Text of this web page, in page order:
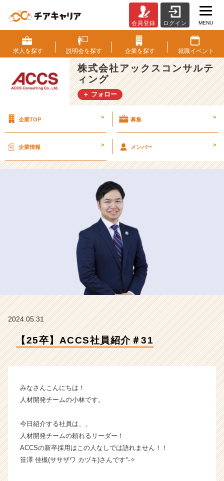
5
卒】
A
C
C
S
社
介
1
ッ
ン
サ
ル
の
ラ
ン】
ベ
ン
チ
ャ
会員登録 ログイン MENU
求人を探す 説明会を探す 企業を探す 就職イベント
株式会社アックスコンサルテ
ィング
＋ フォロー
企業TOP > 募集 >
企業情報 > メンバー >
2024.05.31
【25卒】ACCS社員紹介＃31
みなさんこんにちは！
人材開発チームの小林です。
今日紹介する社員は、、
人材開発チームの頼れるリーダー！
ACCSの新卒採用はこの人なしでは語れません！！
笹澤 佳槻(ササザワ カヅキ)さんです°˖✧